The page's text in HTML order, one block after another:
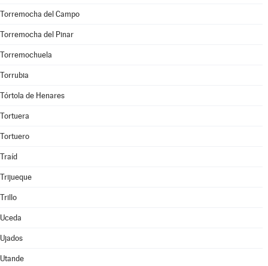
Torremocha del Campo
Torremocha del Pinar
Torremochuela
Torrubia
Tórtola de Henares
Tortuera
Tortuero
Traíd
Trijueque
Trillo
Uceda
Ujados
Utande